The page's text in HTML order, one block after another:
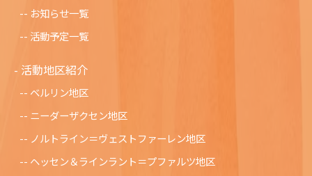
お知らせ一覧
活動予定一覧
活動地区紹介
ベルリン地区
ニーダーザクセン地区
ノルトライン＝ヴェストファーレン地区
ヘッセン＆ラインラント＝プファルツ地区